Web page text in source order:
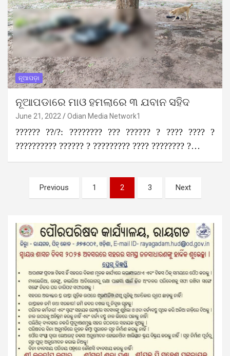
ନୂଆପଡ଼ା
ନୂଆପଡାରେ ମାଓ ହମଲାରେ ୩ ଯବାନ ସହିଦ
June 21, 2022 Odian Media Network1
?????? ??/?: ???????? ??? ?????? ? ???? ???? ?
?????????? ?????? ? ????????? ???? ???????? ?…
pagination
Previous 1 2 3 Next